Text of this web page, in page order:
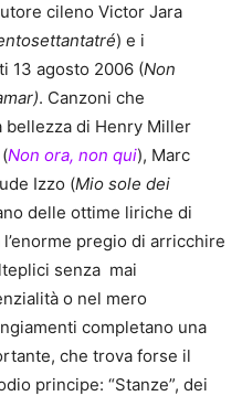
cileno Victor Jara
) e i
13 agosto 2006 (Non
. Canzoni che
bellezza di Henry Miller
Non ora, non qui), Marc
Izzo (Mio sole dei
delle ottime liriche di
pregio di arricchire
senza mai
o nel mero
completano una
che trova forse il
principe: “Stanze”, dei